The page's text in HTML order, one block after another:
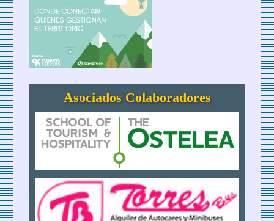
Asociados Colaboradores